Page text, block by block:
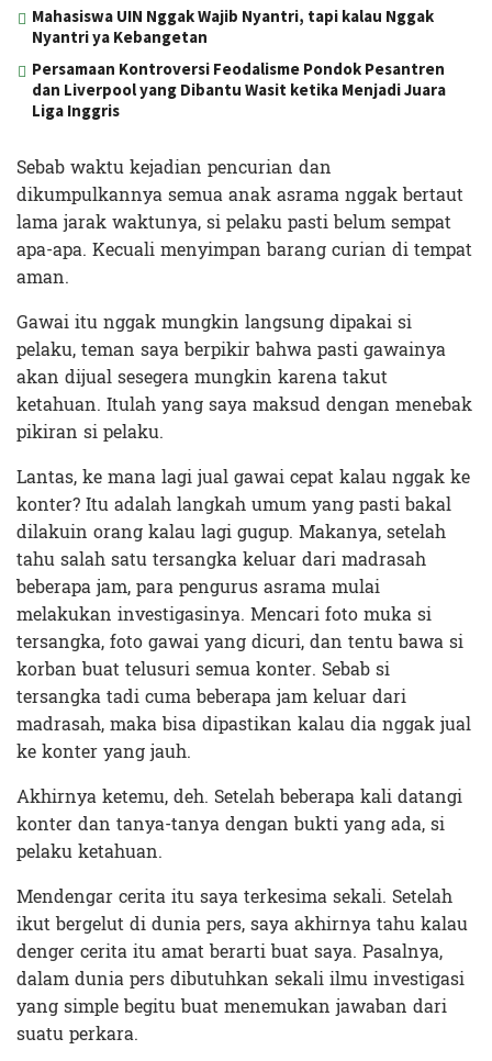
Mahasiswa UIN Nggak Wajib Nyantri, tapi kalau Nggak
Nyantri ya Kebangetan
Persamaan Kontroversi Feodalisme Pondok Pesantren
dan Liverpool yang Dibantu Wasit ketika Menjadi Juara
Liga Inggris
Sebab waktu kejadian pencurian dan
dikumpulkannya semua anak asrama nggak bertaut
lama jarak waktunya, si pelaku pasti belum sempat
apa-apa. Kecuali menyimpan barang curian di tempat
aman.
Gawai itu nggak mungkin langsung dipakai si
pelaku, teman saya berpikir bahwa pasti gawainya
akan dijual sesegera mungkin karena takut
ketahuan. Itulah yang saya maksud dengan menebak
pikiran si pelaku.
Lantas, ke mana lagi jual gawai cepat kalau nggak ke
konter? Itu adalah langkah umum yang pasti bakal
dilakuin orang kalau lagi gugup. Makanya, setelah
tahu salah satu tersangka keluar dari madrasah
beberapa jam, para pengurus asrama mulai
melakukan investigasinya. Mencari foto muka si
tersangka, foto gawai yang dicuri, dan tentu bawa si
korban buat telusuri semua konter. Sebab si
tersangka tadi cuma beberapa jam keluar dari
madrasah, maka bisa dipastikan kalau dia nggak jual
ke konter yang jauh.
Akhirnya ketemu, deh. Setelah beberapa kali datangi
konter dan tanya-tanya dengan bukti yang ada, si
pelaku ketahuan.
Mendengar cerita itu saya terkesima sekali. Setelah
ikut bergelut di dunia pers, saya akhirnya tahu kalau
denger cerita itu amat berarti buat saya. Pasalnya,
dalam dunia pers dibutuhkan sekali ilmu investigasi
yang simple begitu buat menemukan jawaban dari
suatu perkara.